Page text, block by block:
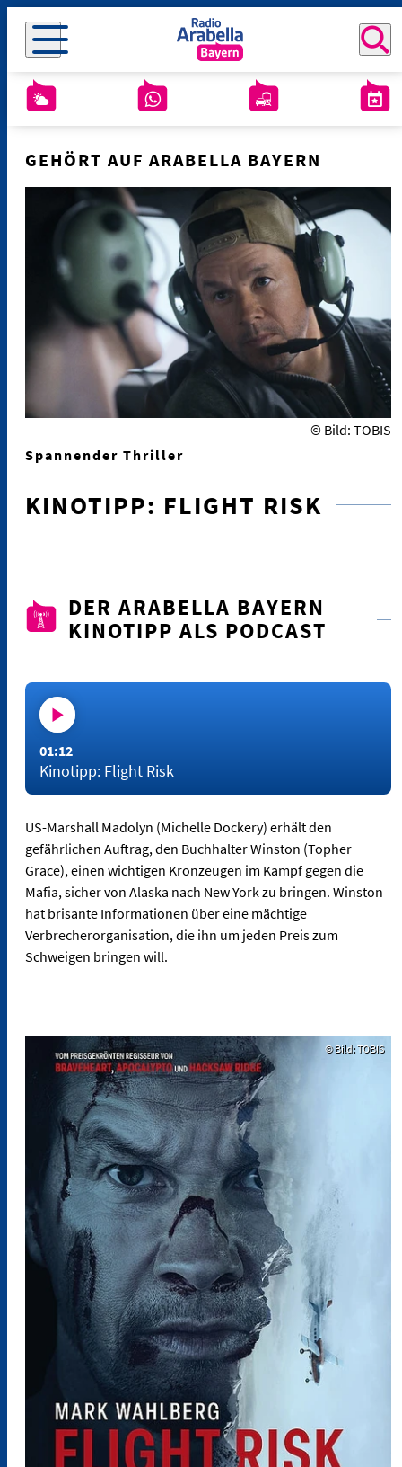
GEHÖRT AUF ARABELLA BAYERN
© Bild: TOBIS
Spannender Thriller
KINOTIPP: FLIGHT RISK
DER ARABELLA BAYERN
KINOTIPP ALS PODCAST
01:12
Kinotipp: Flight Risk
US-Marshall Madolyn (Michelle Dockery) erhält den
gefährlichen Auftrag, den Buchhalter Winston (Topher
Grace), einen wichtigen Kronzeugen im Kampf gegen die
Mafia, sicher von Alaska nach New York zu bringen. Winston
hat brisante Informationen über eine mächtige
Verbrecherorganisation, die ihn um jeden Preis zum
Schweigen bringen will.
© Bild: TOBIS